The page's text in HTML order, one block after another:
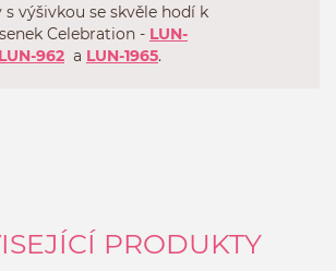
výšivkou se skvěle hodí k
Celebration - LUN-
LUN-962 a LUN-1965.
PRODUKTY